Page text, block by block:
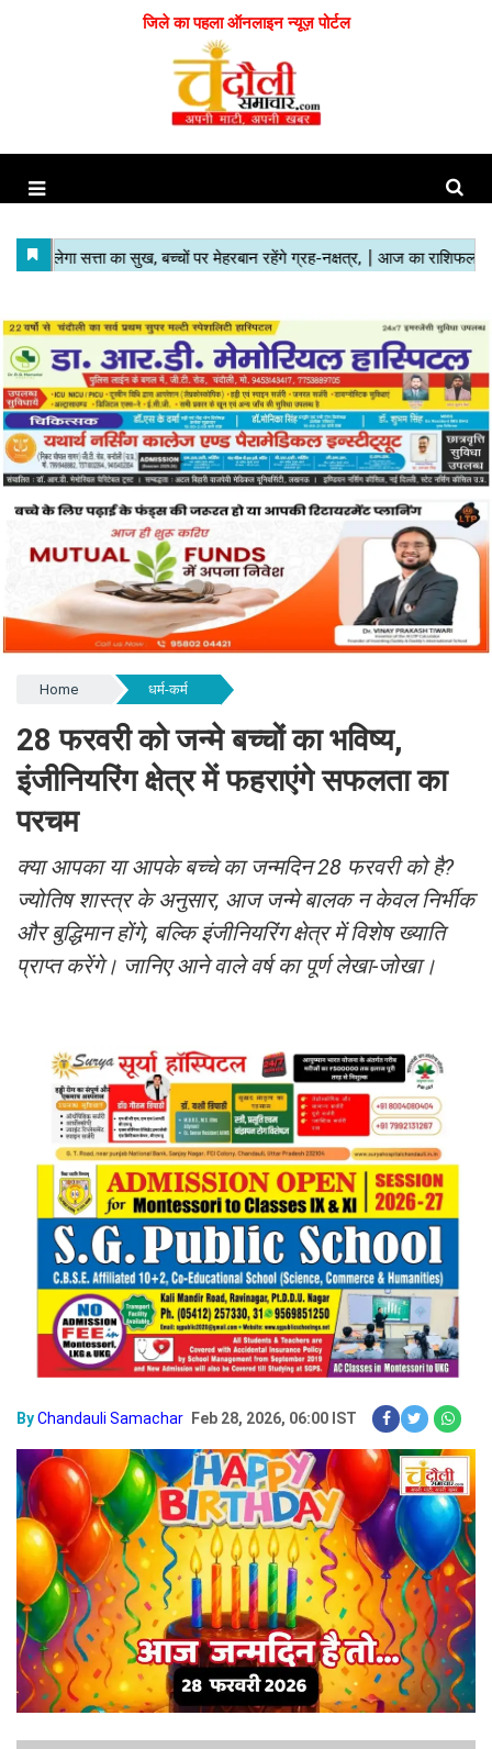
जिले का पहला ऑनलाइन न्यूज़ पोर्टल
Home धर्म-कर्म
28 फरवरी को जन्मे बच्चों का भविष्य,
इंजीनियरिंग क्षेत्र में फहराएंगे सफलता का
परचम
क्या आपका या आपके बच्चे का जन्मदिन 28 फरवरी को है?
ज्योतिष शास्त्र के अनुसार, आज जन्मे बालक न केवल निर्भीक
और बुद्धिमान होंगे, बल्कि इंजीनियरिंग क्षेत्र में विशेष ख्याति
प्राप्त करेंगे। जानिए आने वाले वर्ष का पूर्ण लेखा-जोखा।
ByChandauli Samachar Feb 28, 2026, 06:00 IST